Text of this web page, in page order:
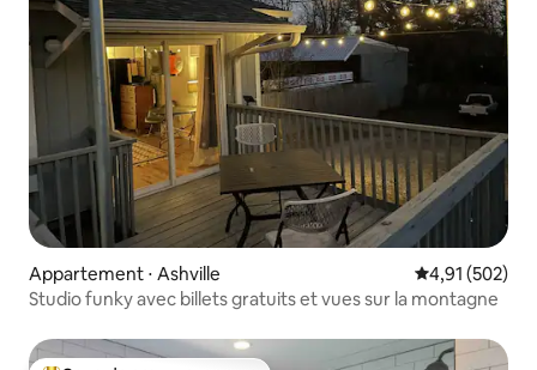
Appartement ⋅ Ashville Évaluation
4,91 (502)
Studio funky avec billets gratuits et vues sur la montagne